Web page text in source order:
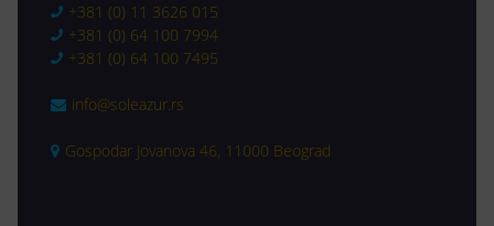
+381 (0) 11 3626 015
+381 (0) 64 100 7994
+381 (0) 64 100 7495
info@soleazur.rs
Gospodar Jovanova 46, 11000 Beograd